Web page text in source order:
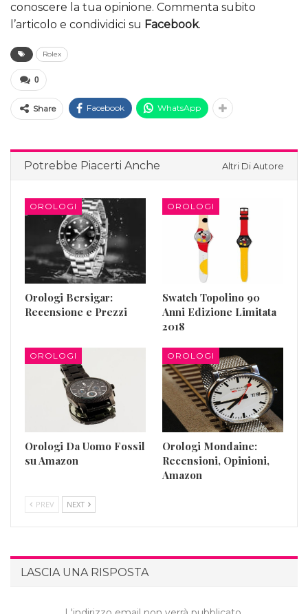
conoscere la tua opinione. Commenta subito
l’articolo e condividici su Facebook.
Rolex
0
Share Facebook WhatsApp
Potrebbe Piacerti Anche Altri Di Autore
OROLOGI
Orologi Bersigar:
Recensione e Prezzi
OROLOGI
Swatch Topolino 90
Anni Edizione Limitata
2018
OROLOGI
Orologi Da Uomo Fossil
su Amazon
OROLOGI
Orologi Mondaine:
Recensioni, Opinioni,
Amazon
PREV NEXT
LASCIA UNA RISPOSTA